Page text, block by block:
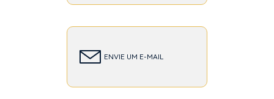
ENVIE UM E-MAIL